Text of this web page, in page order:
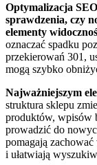
Optymalizacja
sprawdzenia, czy
elementy
oznaczać spadku
przekierowań 301,
mogą szybko
Najważniejszym
struktura sklepu
produktów, wpisów
prowadzić do
pomagają
i ułatwiają